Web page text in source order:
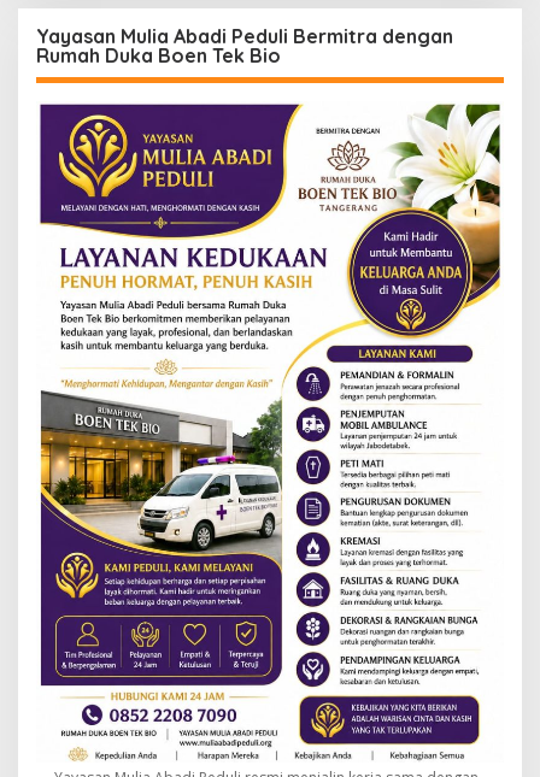
Yayasan Mulia Abadi Peduli Bermitra dengan
Rumah Duka Boen Tek Bio